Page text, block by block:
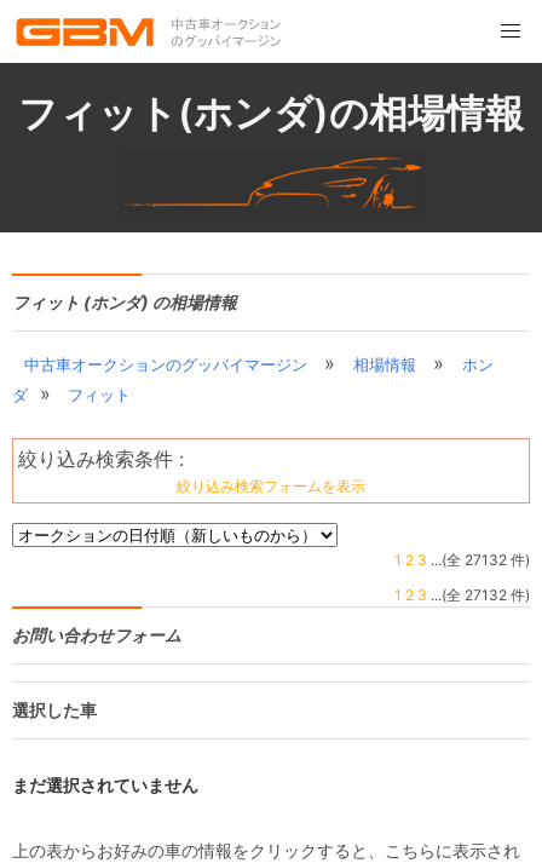
フィット(ホンダ)の相場情報
フィット (ホンダ) の相場情報
中古車オークションのグッバイマージン » 相場情報 »
ホン
ダ
» フィット
絞り込み検索条件 :
絞り込み検索フォームを表示
1 2 3 ...(全 27132 件)
1 2 3 ...(全 27132 件)
お問い合わせフォーム
選択した車
まだ選択されていません
上の表からお好みの車の情報をクリックすると、こちらに表示され